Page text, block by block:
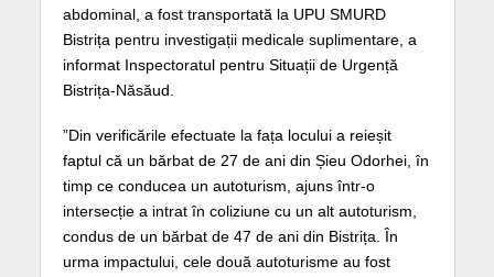
abdominal, a fost transportată la UPU SMURD
Bistrița pentru investigații medicale suplimentare, a
informat Inspectoratul pentru Situații de Urgență
Bistrița-Năsăud.
”Din verificările efectuate la fața locului a reieșit
faptul că un bărbat de 27 de ani din Șieu Odorhei, în
timp ce conducea un autoturism, ajuns într-o
intersecție a intrat în coliziune cu un alt autoturism,
condus de un bărbat de 47 de ani din Bistrița. În
urma impactului, cele două autoturisme au fost